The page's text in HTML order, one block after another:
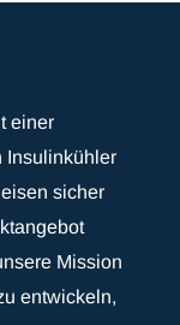
einer
Insulinkühler
sicher
Mission
entwickeln,